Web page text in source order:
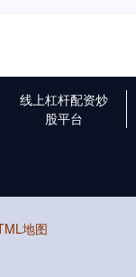
线上杠杆配资炒
股平台
地图